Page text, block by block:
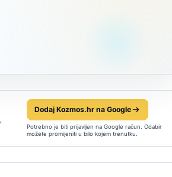
Dodaj Kozmos.hr na Google
Potrebno je biti prijavljen na Google račun. Odabir
možete promijeniti u bilo kojem trenutku.